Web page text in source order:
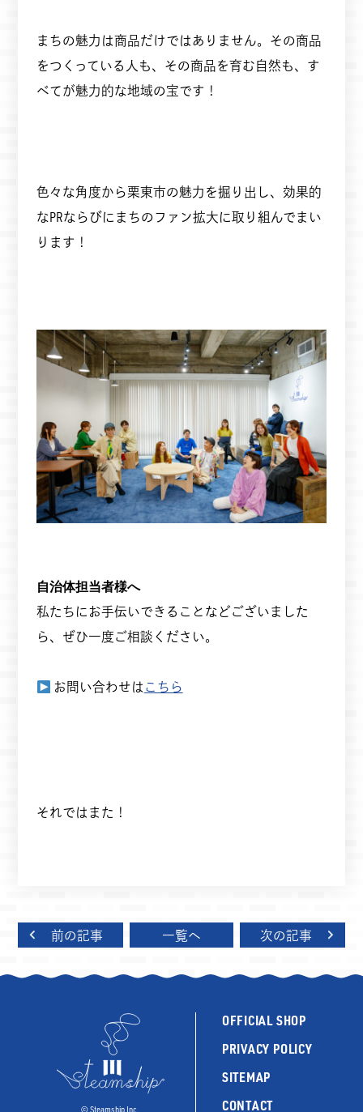
まちの魅力は商品だけではありません。その商品
をつくっている人も、その商品を育む自然も、す
べてが魅力的な地域の宝です！
色々な角度から栗東市の魅力を掘り出し、効果的
なPRならびにまちのファン拡大に取り組んでまい
ります！
自治体担当者様へ
私たちにお手伝いできることなどございました
ら、ぜひ一度ご相談ください。
お問い合わせはこちら
それではまた！
前の記事 一覧へ 次の記事
©︎ Steamship Inc.
OFFICIAL SHOP
PRIVACY POLICY
SITEMAP
CONTACT